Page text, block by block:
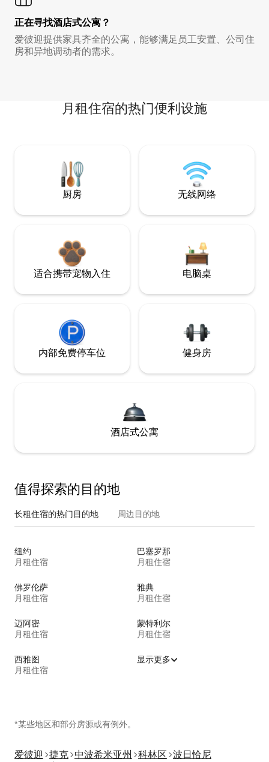
正在寻找酒店式公寓？
爱彼迎提供家具齐全的公寓，能够满足员工安置、公司住
房和异地调动者的需求。
月租住宿的热门便利设施
厨房 无线网络
适合携带宠物入住 电脑桌
内部免费停车位 健身房
酒店式公寓
值得探索的目的地
长租住宿的热门目的地 周边目的地
纽约
月租住宿
巴塞罗那
月租住宿
佛罗伦萨
月租住宿
雅典
月租住宿
迈阿密
月租住宿
蒙特利尔
月租住宿
西雅图
月租住宿
显示更多
*某些地区和部分房源或有例外。
爱彼迎 捷克 中波希米亚州 科林区 波日恰尼